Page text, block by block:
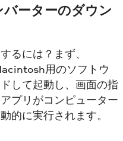
ーターのダウン
るには？まず、
用のソフトウ
して起動し、画面の指
プリがコンピューター
的に実行されます。